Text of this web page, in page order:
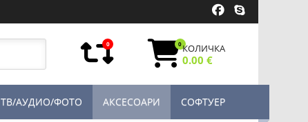
0 0КОЛИЧКА
0.00 €
ТВ/АУДИО/ФОТО АКСЕСОАРИ СОФТУЕР